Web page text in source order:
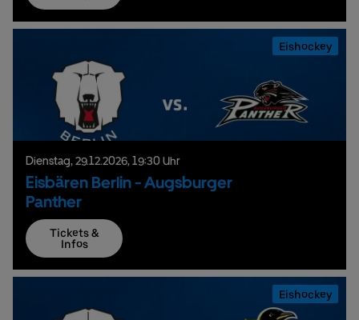
Eishockey
Dienstag,29.12.2026,19:30 Uhr
Eisbären Berlin - Augsburger
Panther
Tickets &
Infos
Eishockey